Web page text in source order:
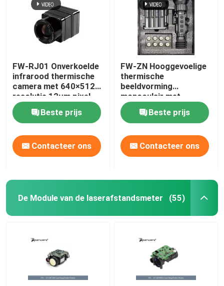
FW-RJ01 Onverkoelde
infrarood thermische
camera met 640×512
resolutie 12μm pixel
pitch en ≤40mk NETD
voor industriële
detectie
Beste prijs
Contacteer ons
FW-ZN Hooggevoelige
thermische
beeldvorming
monoculair met
ongecooide
microbolometer
sensor type en 1000m
detectiebereik
Beste prijs
Contacteer ons
De Module van de laserafstandsmeter (55)